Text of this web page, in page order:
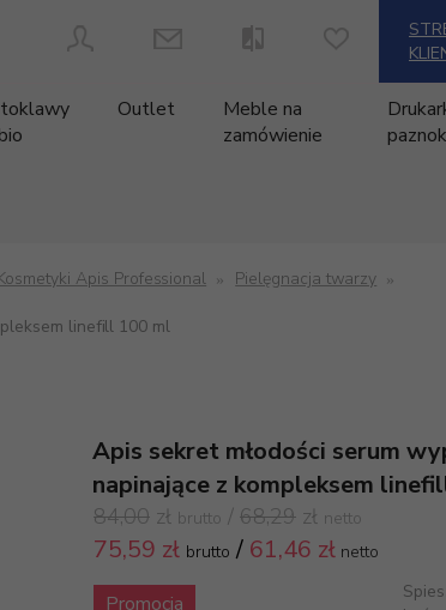
Outlet
Meble na
zamówienie
Apis Professional Pielęgnacja twarzy
linefill 100 ml
Apis sekret młodości serum
napinające z kompleksem
84,00 zł brutto / 68,29 zł netto
75,59 zł brutto / 61,46 zł netto
Promocja